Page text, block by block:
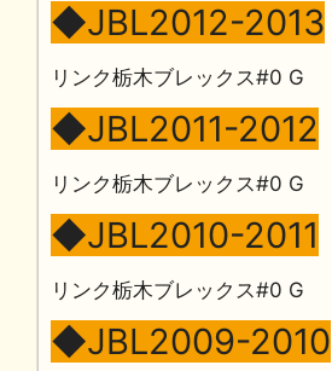
◆JBL2012-2013
リンク栃木ブレックス#0 G
◆JBL2011-2012
リンク栃木ブレックス#0 G
◆JBL2010-2011
リンク栃木ブレックス#0 G
◆JBL2009-2010